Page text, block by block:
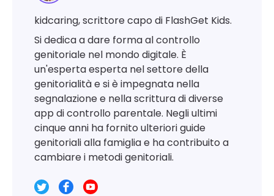
kidcaring, scrittore capo di FlashGet Kids.
Si dedica a dare forma al controllo
genitoriale nel mondo digitale. È
un'esperta esperta nel settore della
genitorialità e si è impegnata nella
segnalazione e nella scrittura di diverse
app di controllo parentale. Negli ultimi
cinque anni ha fornito ulteriori guide
genitoriali alla famiglia e ha contribuito a
cambiare i metodi genitoriali.